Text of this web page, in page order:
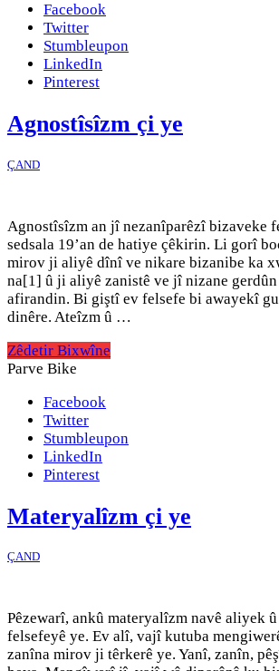
Facebook
Twitter
Stumbleupon
LinkedIn
Pinterest
Agnostîsîzm çi ye
ÇAND
Agnostîsîzm an jî nezanîparêzî bizaveke
sedsala 19’an de hatiye çêkirin. Li gorî
mirov ji aliyê dînî ve nikare bizanibe ka
na[1] û ji aliyê zanistê ve jî nizane
afirandin. Bi giştî ev felsefe bi awayekî
dinêre. Ateîzm û …
Zêdetir Bixwîne
Parve Bike
Facebook
Twitter
Stumbleupon
LinkedIn
Pinterest
Materyalîzm çi ye
ÇAND
Pêzewarî, ankû materyalîzm navê aliyek
felsefeyê ye. Ev alî, vajî kutuba
zanîna mirov ji têrkerê ye. Yanî, zanîn,